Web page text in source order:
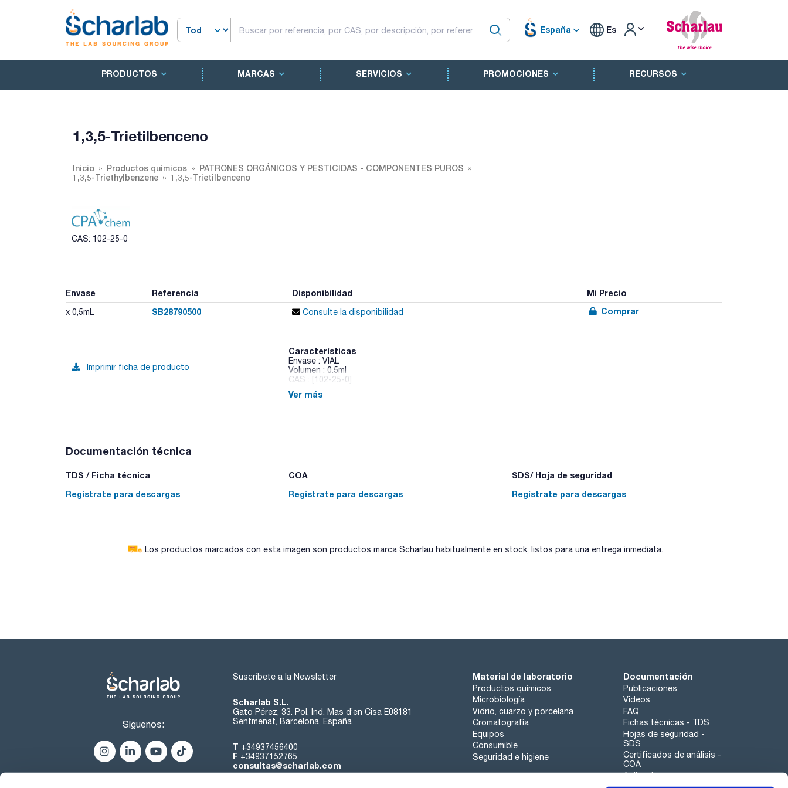
España Es
PRODUCTOS MARCAS SERVICIOS PROMOCIONES RECURSOS
1,3,5-Trietilbenceno
Inicio Productos químicos
PATRONES ORGÁNICOS Y PESTICIDAS - COMPONENTES PUROS
1,3,5-Triethylbenzene
1,3,5-Trietilbenceno
CAS: 102-25-0
Envase Referencia Disponibilidad Mi Precio
x 0,5mL SB28790500 Consulte la disponibilidad Comprar
Imprimir ficha de producto
Características
Envase : VIAL
Volumen : 0.5ml
CAS : [102-25-0]
1,3,5-Triethylbenzene
Ver más
Documentación técnica
TDS / Ficha técnica
Regístrate para descargas
COA
Regístrate para descargas
SDS/ Hoja de seguridad
Regístrate para descargas
Los productos marcados con esta imagen son productos marca Scharlau habitualmente en stock, listos para una entrega inmediata.
Síguenos:
Suscríbete a la Newsletter
Scharlab S.L.
Gato Pérez, 33. Pol. Ind. Mas d’en Cisa E08181
Sentmenat, Barcelona, España
T +34937456400
F +34937152765
consultas@scharlab.com
Material de laboratorio
Productos químicos
Microbiología
Vidrio, cuarzo y porcelana
Cromatografía
Equipos
Consumible
Seguridad e higiene
Documentación
Publicaciones
Videos
FAQ
Fichas técnicas - TDS
Hojas de seguridad -
SDS
Certificados de análisis -
COA
Aplicaciones